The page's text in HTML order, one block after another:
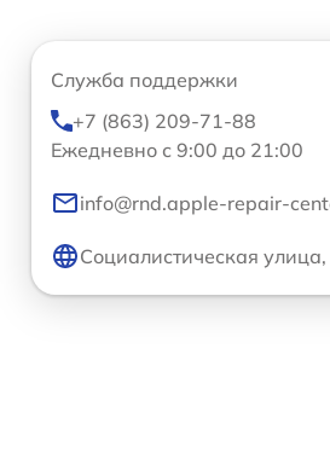
Служба поддержки
+7 (863) 209-71-88
Ежедневно с 9:00 до 21:00
info@rnd.apple-repair-
Социалистическая